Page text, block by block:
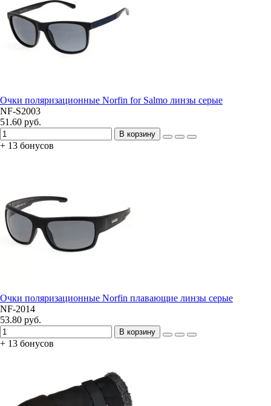
Очки поляризационные Norfin for Salmo линзы серые
NF-S2003
51.60 руб.
В корзину
+ 13 бонусов
Очки поляризационные Norfin плавающие линзы серые
NF-2014
53.80 руб.
В корзину
+ 13 бонусов